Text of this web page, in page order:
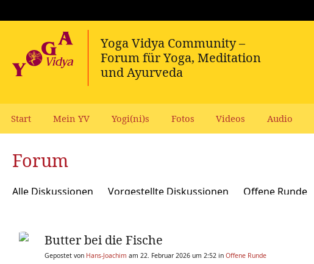
Start Mein YV Yogi(ni)s Fotos Videos Audio
Forum
Alle Diskussionen Vorgestellte Diskussionen Offene Runde
Yoga Psychologie und Psychologische Yogatherapie
Butter bei die Fische
Gepostet von Hans-Joachim am 22. Februar 2026 um 2:52 in Offene Runde